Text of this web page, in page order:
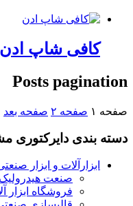
کافی شاپ ادن
Posts pagination
صفحه ۱ صفحه ۲ صفحه بعد
دسته بندی دایرکتوری
ابزارآلات و ابزار
صنعت هیدرولیک
فروشگاه ابزار